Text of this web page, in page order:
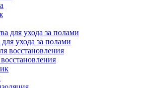
ухода за полами